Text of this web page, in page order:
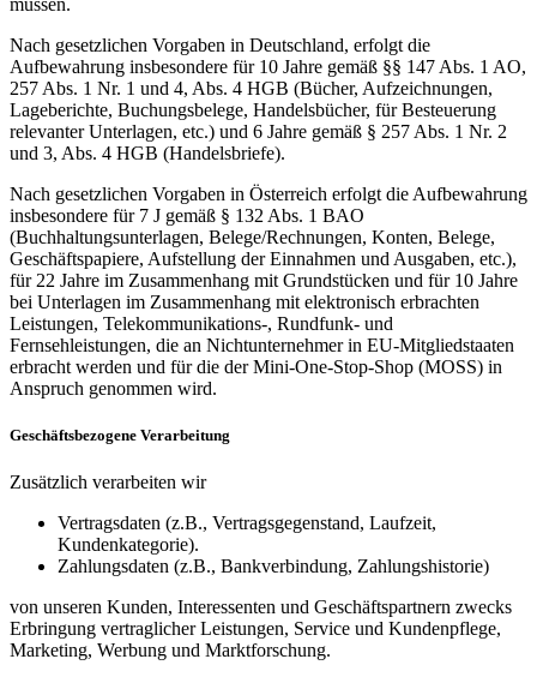
Nach gesetzlichen Vorgaben in Deutschland, erfolgt die
Aufbewahrung insbesondere für 10 Jahre gemäß §§ 147 Abs. 1 AO,
257 Abs. 1 Nr. 1 und 4, Abs. 4 HGB (Bücher, Aufzeichnungen,
Lageberichte, Buchungsbelege, Handelsbücher, für Besteuerung
relevanter Unterlagen, etc.) und 6 Jahre gemäß § 257 Abs. 1 Nr. 2
und 3, Abs. 4 HGB (Handelsbriefe).
Nach gesetzlichen Vorgaben in Österreich erfolgt die Aufbewahrung
insbesondere für 7 J gemäß § 132 Abs. 1 BAO
(Buchhaltungsunterlagen, Belege/Rechnungen, Konten, Belege,
Geschäftspapiere, Aufstellung der Einnahmen und Ausgaben, etc.),
für 22 Jahre im Zusammenhang mit Grundstücken und für 10 Jahre
bei Unterlagen im Zusammenhang mit elektronisch erbrachten
Leistungen, Telekommunikations-, Rundfunk- und
Fernsehleistungen, die an Nichtunternehmer in EU-Mitgliedstaaten
erbracht werden und für die der Mini-One-Stop-Shop (MOSS) in
Anspruch genommen wird.
Geschäftsbezogene Verarbeitung
Zusätzlich verarbeiten wir
Vertragsdaten (z.B., Vertragsgegenstand, Laufzeit,
Kundenkategorie).
Zahlungsdaten (z.B., Bankverbindung, Zahlungshistorie)
von unseren Kunden, Interessenten und Geschäftspartnern zwecks
Erbringung vertraglicher Leistungen, Service und Kundenpflege,
Marketing, Werbung und Marktforschung.